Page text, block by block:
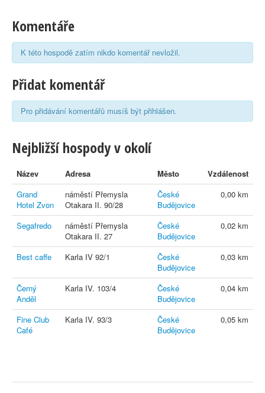
Komentáře
K této hospodě zatím nikdo komentář nevložil.
Přidat komentář
Pro přidávání komentářů musíš být přihlášen.
Nejbližší hospody v okolí
Název Adresa Město
Vzdálenost
Grand
Hotel Zvon
náměstí Přemysla
Otakara II. 90/28
České
Budějovice
0,00 km
Segafredo
náměstí Přemysla
Otakara II. 27
České
Budějovice
0,02 km
Best caffe Karla IV 92/1
České
Budějovice
0,03 km
Černý
Anděl
Karla IV. 103/4
České
Budějovice
0,04 km
Fine Club
Café
Karla IV. 93/3
České
Budějovice
0,05 km